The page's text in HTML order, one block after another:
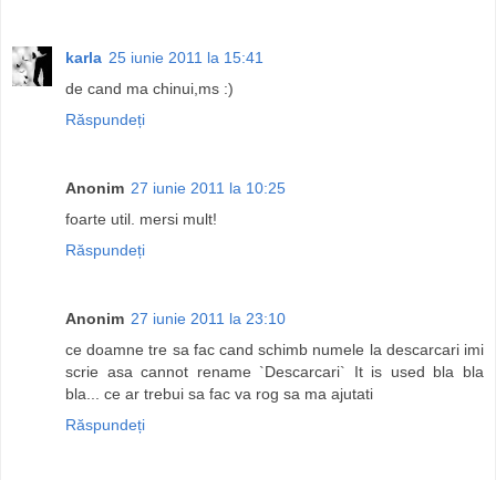
karla 25 iunie 2011 la 15:41
de cand ma chinui,ms :)
Răspundeți
Anonim 27 iunie 2011 la 10:25
foarte util. mersi mult!
Răspundeți
Anonim 27 iunie 2011 la 23:10
ce doamne tre sa fac cand schimb numele la descarcari imi
scrie asa cannot rename `Descarcari` It is used bla bla
bla... ce ar trebui sa fac va rog sa ma ajutati
Răspundeți